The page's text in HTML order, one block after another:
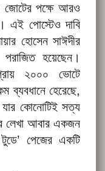
জোটের পক্ষে আরও
এই পোস্টেও দাবি
হোসেন সাঈদীর
হয়েছেন।
২০০০ ভোটে
ব্যবধানে হেরেছে,
কোনোটিই সত্য
লেখা আবার একজন
টুডে’ পেজের একটি